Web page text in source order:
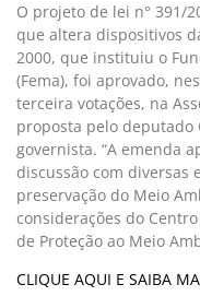
O projeto de lei n° 391/
que altera dispositivos
2000, que instituiu o
(Fema), foi aprovado,
terceira votações, na
proposta pelo deputado
governista. “A emenda
discussão com diversas
preservação do Meio
considerações do
de Proteção ao Meio
CLIQUE AQUI E SAIBA